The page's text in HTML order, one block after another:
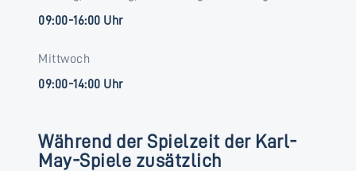
09:00-16:00 Uhr
Mittwoch
09:00-14:00 Uhr
Während der Spielzeit der Karl-
May-Spiele zusätzlich